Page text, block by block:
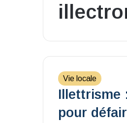
Vie locale
Illettrisme
pour